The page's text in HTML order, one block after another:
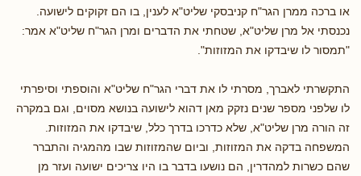
או ברכה ממרן הגר"ח קניבסקי שליט"א לענין, בו הם זקוקים לישועה.
נכנסתי אל מרן שליט"א, שטחתי את הדברים ומרן הגר"ח שליט"א אמר:
"תמסור לו שיבדקו את המזוזות".
התקשרתי לאברך, מסרתי לו את דברי הגר"ח שליט"א והוספתי וסיפרתי
לו שלפני מספר שנים נזקק מאן דהוא לישועה בנושא מסוים, וגם במקרה
זה הורה מרן שליט"א, שלא כדרכו בדרך כלל, שיבדקו את המזוזות.
המשפחה בדקה את המזוזות, וביום שהמזוזות שבו מהמגיה והתברר
שהם כשרות למהדרין, הם נושעו בדבר בו היו צריכים ישועה ועזר מן